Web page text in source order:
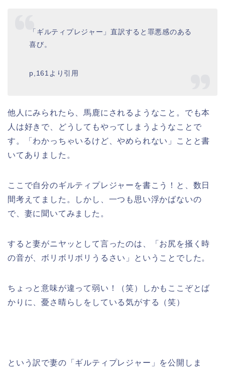
「ギルティプレジャー」直訳すると罪悪感のある
喜び。
p,161より引用
他人にみられたら、馬鹿にされるようなこと。でも本
人は好きで、どうしてもやってしまうようなことで
す。「わかっちゃいるけど、やめられない」ことと書
いてありました。
ここで自分のギルティプレジャーを書こう！と、数日
間考えてました。しかし、一つも思い浮かばないの
で、妻に聞いてみました。
すると妻がニヤッとして言ったのは、「お尻を掻く時
の音が、ボリボリボリうるさい」ということでした。
ちょっと意味が違って弱い！（笑）しかもここぞとば
かりに、憂さ晴らしをしている気がする（笑）
という訳で妻の「ギルティプレジャー」を公開しま